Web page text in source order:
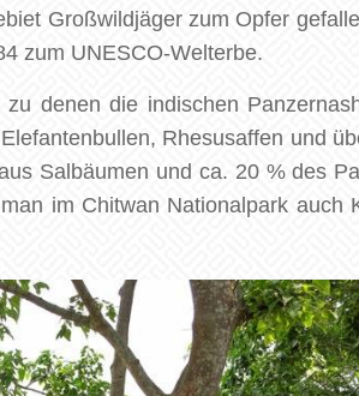
Großwildjäger zum Opfer
zum UNESCO-Welterbe.
denen die indischen
Rhesusaffen und
Salbäumen und ca. 20 % des
im Chitwan Nationalpark auch